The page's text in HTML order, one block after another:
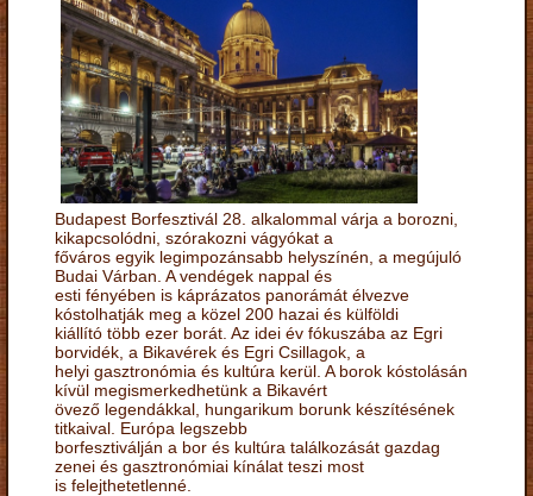
Budapest Borfesztivál 28. alkalommal várja a borozni,
kikapcsolódni, szórakozni vágyókat a
főváros egyik legimpozánsabb helyszínén, a megújuló
Budai Várban. A vendégek nappal és
esti fényében is káprázatos panorámát élvezve
kóstolhatják meg a közel 200 hazai és külföldi
kiállító több ezer borát. Az idei év fókuszába az Egri
borvidék, a Bikavérek és Egri Csillagok, a
helyi gasztronómia és kultúra kerül. A borok kóstolásán
kívül megismerkedhetünk a Bikavért
övező legendákkal, hungarikum borunk készítésének
titkaival. Európa legszebb
borfesztiválján a bor és kultúra találkozását gazdag
zenei és gasztronómiai kínálat teszi most
is felejthetetlenné.